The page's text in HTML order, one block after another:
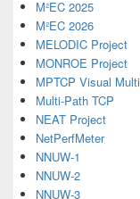
M²EC 2025
M²EC 2026
MELODIC Project
MONROE Project
MPTCP Visual
Multi-Path TCP
NEAT Project
NetPerfMeter
NNUW-1
NNUW-2
NNUW-3